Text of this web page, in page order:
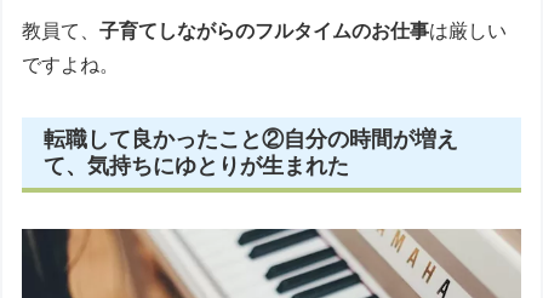
教員て、子育てしながらのフルタイムのお仕事は厳しい
ですよね。
転職して良かったこと②自分の時間が増え
て、気持ちにゆとりが生まれた